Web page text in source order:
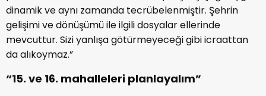
dinamik ve aynı zamanda tecrübelenmiştir. Şehrin
gelişimi ve dönüşümü ile ilgili dosyalar ellerinde
mevcuttur. Sizi yanlışa götürmeyeceği gibi icraattan
da alıkoymaz.”
“15. ve 16. mahalleleri planlayalım”